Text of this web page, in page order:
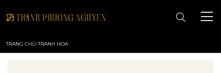
TRANG CHỦ-TRANH HOA